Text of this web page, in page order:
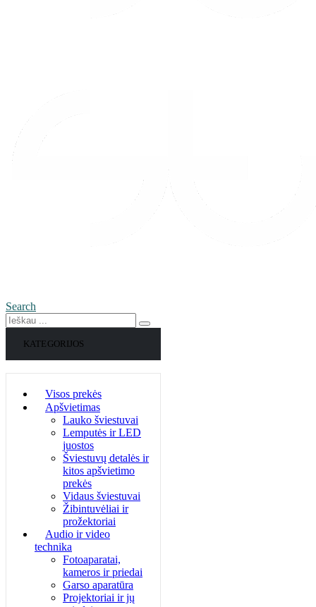
Search
KATEGORIJOS
Visos prekės
Apšvietimas
Lauko šviestuvai
Lemputės ir LED
juostos
Šviestuvų detalės ir
kitos apšvietimo
prekės
Vidaus šviestuvai
Žibintuvėliai ir
prožektoriai
Audio ir video
technika
Fotoaparatai,
kameros ir priedai
Garso aparatūra
Projektoriai ir jų